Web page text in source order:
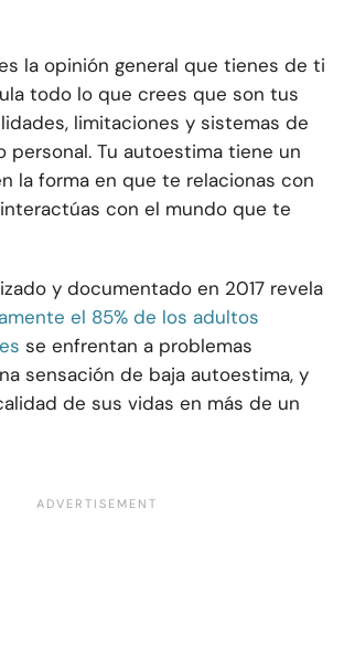
la opinión general que tienes de ti
todo lo que crees que son tus
limitaciones y sistemas de
personal. Tu autoestima tiene un
la forma en que te relacionas con
con el mundo que te
y documentado en 2017 revela
el 85% de los adultos
se enfrentan a problemas
sensación de baja autoestima, y
de sus vidas en más de un